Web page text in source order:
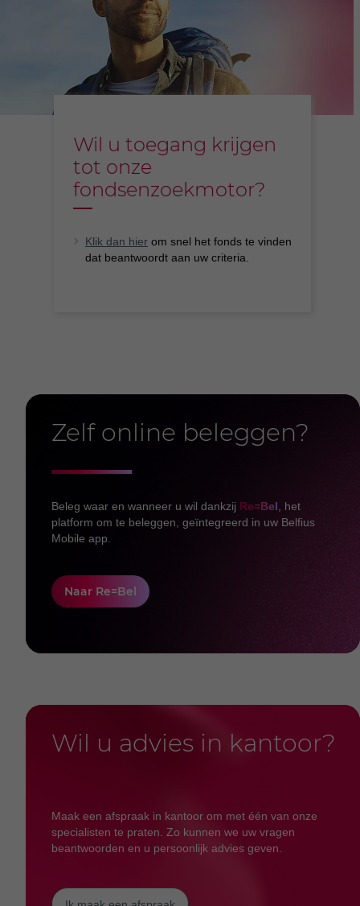
Wil u toegang krijgen
tot onze
fondsenzoekmotor?
Klik dan hier om snel het fonds te vinden
dat beantwoordt aan uw criteria.
Zelf online beleggen?
Beleg waar en wanneer u wil dankzij Re=Bel , het
platform om te beleggen, geïntegreerd in uw Belfius
Mobile app.
Naar Re=Bel
Wil u advies in kantoor?
Maak een afspraak in kantoor om met één van onze
specialisten te praten. Zo kunnen we uw vragen
beantwoorden en u persoonlijk advies geven.